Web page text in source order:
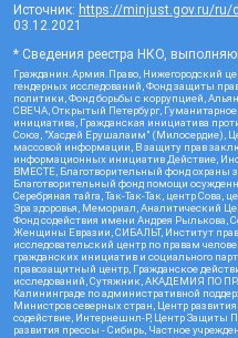
Источник: https://minjust.gov.ru/
03.12.2021
* Сведения реестра НКО,
Гражданин.Армия.Право, Нижегородский
гендерных исследований, Фонд защиты
политики, Фонд борьбы с коррупцией,
СВЕЧА, Открытый Петербург, Гуманитарное
инициатива, Гражданская инициатива
Союз, "Хасдей Ерушалаим" (Милосердие),
массовой информации, В защиту прав
информационных инициатив Действие,
ВМЕСТЕ, Благотворительный фонд охраны
Благотворительный фонд помощи
Серебряная тайга, Так-Так-Так, центр Сова,
Эра здоровья, Мемориал, Аналитический
Фонд содействия имени Андрея Рылькова,
Женщины Евразии, СИБАЛЬТ, Институт
исследовательский центр по правам
гражданских инициатив и социального
правозащитный центр, Гражданское
исследований, Сутяжник, АКАДЕМИЯ ПО
Калининграде по административной
Министров северных стран, Центр
содействие, Интернешнл-Р, Центр Защиты
развития прессы - Сибирь, Частное